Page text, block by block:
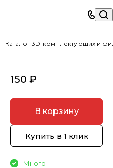
Каталог 3D-комплектующих и
150 ₽
В корзину
Купить в 1 клик
Много